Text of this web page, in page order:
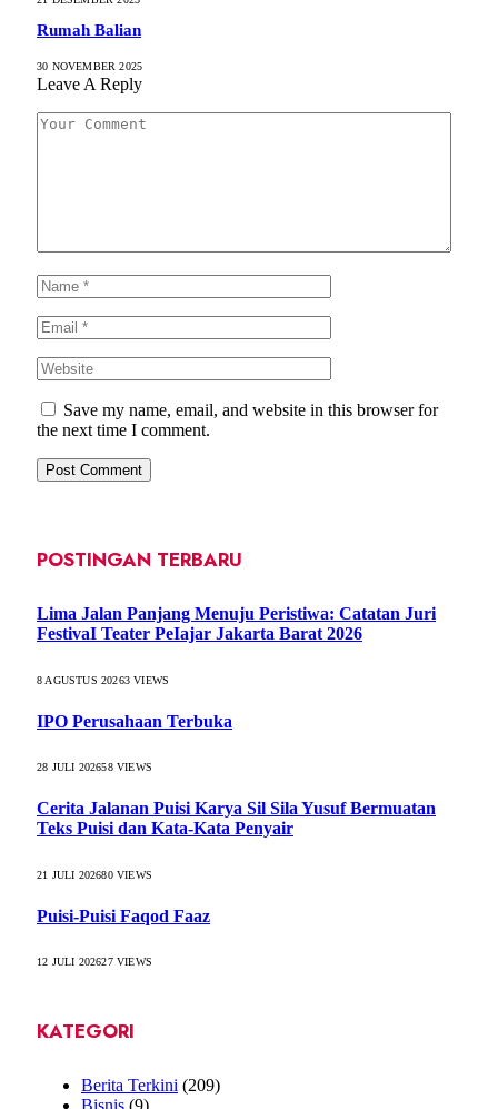
Rumah Balian
30 NOVEMBER 2025
Leave A Reply
Save my name, email, and website in this browser for
the next time I comment.
POSTINGAN TERBARU
Lima Jalan Panjang Menuju Peristiwa: Catatan Juri
FestivaI Teater PeIajar Jakarta Barat 2026
8 AGUSTUS 20263VIEWS
IPO Perusahaan Terbuka
28 JULI 202658VIEWS
Cerita Jalanan Puisi Karya Sil Sila Yusuf Bermuatan
Teks Puisi dan Kata-Kata Penyair
21 JULI 202680VIEWS
Puisi-Puisi Faqod Faaz
12 JULI 202627VIEWS
KATEGORI
Berita Terkini (209)
Bisnis (9)